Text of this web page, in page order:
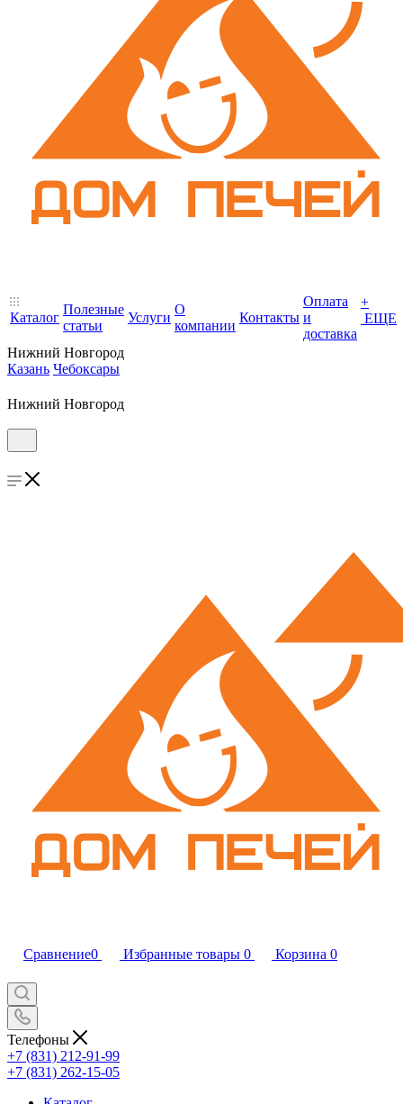
Каталог
Полезные
статьи
Услуги
О
компании
Контакты
Оплата
и
доставка
+
ЕЩЕ
Нижний Новгород
Казань Чебоксары
Нижний Новгород
Сравнение0 Избранные товары 0 Корзина 0
Телефоны
+7 (831) 212-91-99
+7 (831) 262-15-05